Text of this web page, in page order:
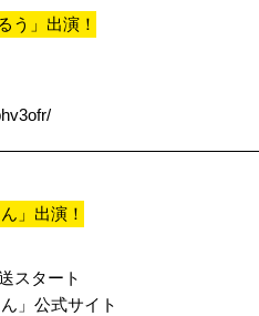
う」出演！
」出演！
スタート
」公式サイト